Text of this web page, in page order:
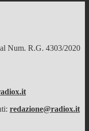
Num. R.G. 4303/2020
redazione@radiox.it